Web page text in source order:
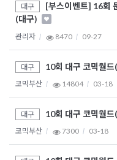
대구
[부스이벤트] 16회
(대구)
관리자 8470 09-27
대구 10회 대구 코믹월
코믹부산 14804 03-18
대구 10회 대구 코믹월
코믹부산 7300 03-18